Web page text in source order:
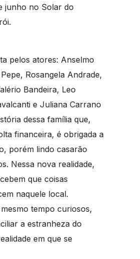
junho no Solar do
pelos atores: Anselmo
Rosangela Andrade,
Bandeira, Leo
e Juliana Carrano
dessa família que,
financeira, é obrigada a
porém lindo casarão
Nessa nova realidade,
que coisas
naquele local.
tempo curiosos,
a estranheza do
em que se